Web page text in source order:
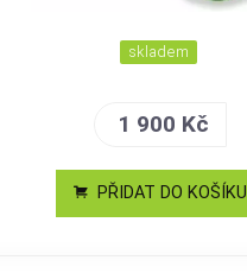
skladem
1 900 Kč
PŘIDAT DO KOŠÍKU